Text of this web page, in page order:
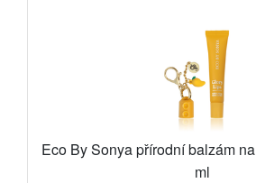
Eco By Sonya přírodní balzám
ml